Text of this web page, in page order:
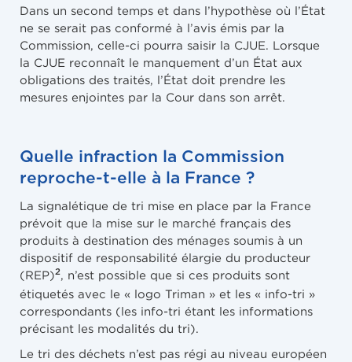
Dans un second temps et dans l’hypothèse où l’État
ne se serait pas conformé à l’avis émis par la
Commission, celle-ci pourra saisir la CJUE. Lorsque
la CJUE reconnaît le manquement d’un État aux
obligations des traités, l’État doit prendre les
mesures enjointes par la Cour dans son arrêt.
Quelle infraction la Commission
reproche-t-elle à la France ?
La signalétique de tri mise en place par la France
prévoit que la mise sur le marché français des
produits à destination des ménages soumis à un
dispositif de responsabilité élargie du producteur
(REP)2
, n’est possible que si ces produits sont
étiquetés avec le « logo Triman » et les « info-tri »
correspondants (les info-tri étant les informations
précisant les modalités du tri).
Le tri des déchets n’est pas régi au niveau européen